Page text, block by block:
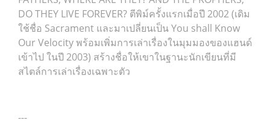
DO THEY LIVE FOREVER? ตีพิม์ครั้งแรกเมื่อปี 2002 (เดิม
ใช้ชื่อ Sacrament และมาเปลี่ยนเป็น You shall Know
Our Velocity พร้อมเพิ่มการเล่าเรื่องในมุมมองของแฮนด์
เข้าไป ในปี 2003) สร้างชื่อให้เขาในฐานะนักเขียนที่มี
สไตล์การเล่าเรื่องเฉพาะตัว
---